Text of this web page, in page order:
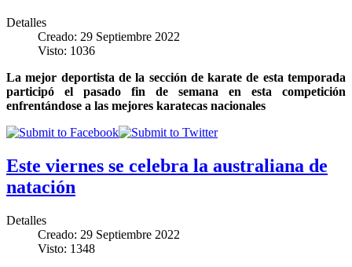
Detalles
Creado: 29 Septiembre 2022
Visto: 1036
La mejor deportista de la sección de karate de esta temporada
participó el pasado fin de semana en esta competición
enfrentándose a las mejores karatecas nacionales
Este viernes se celebra la australiana de
natación
Detalles
Creado: 29 Septiembre 2022
Visto: 1348